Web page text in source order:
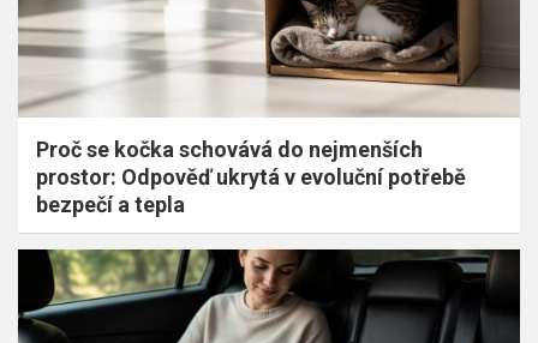
Proč se kočka schovává do nejmenších
prostor: Odpověď ukrytá v evoluční potřebě
bezpečí a tepla